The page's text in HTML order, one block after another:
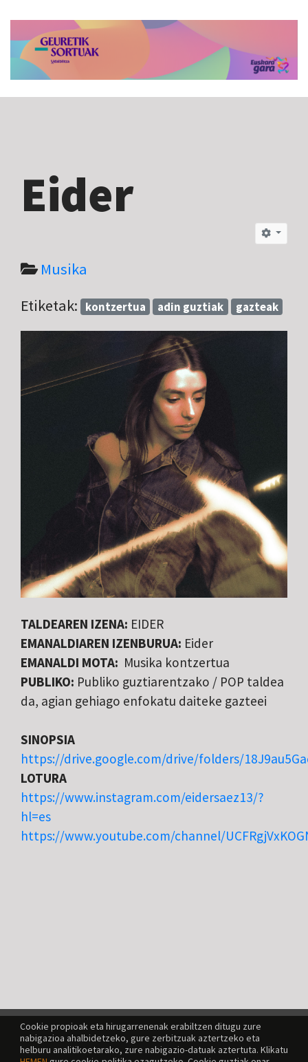
Cookie propioak eta hirugarrenenak erabiltzen ditugu zure
nabigazioa ahalbidetzeko, gure zerbitzuak aztertzeko eta
helburu analitikoetarako, zure nabigazio-datuak aztertuta. Klikatu
Eider
Musika
Etiketak: kontzertua adin guztiak gazteak
TALDEAREN IZENA: EIDER
EMANALDIAREN IZENBURUA: Eider
EMANALDI MOTA: Musika kontzertua
PUBLIKO: Publiko guztiarentzako / POP taldea
da, agian gehiago enfokatu daiteke gazteei
SINOPSIA
https://drive.google.com/drive/folders/
LOTURA
https://www.instagram.com/eidersaez13/?
hl=es
https://www.youtube.com/channel/